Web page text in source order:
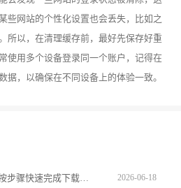
些网站的个性化设置也会丢失，比如之
所以，在清理缓存前，最好先保存好重
使用多个设备登录同一个账户，记得在
据，以确保在不同设备上的体验一致。
Chrome浏览器Windows版可按步骤快速完成下载安装和配置，用户可高效启用浏览器，实现功能完整、安全稳定运行，提升办公及浏览效率。 2026-06-18